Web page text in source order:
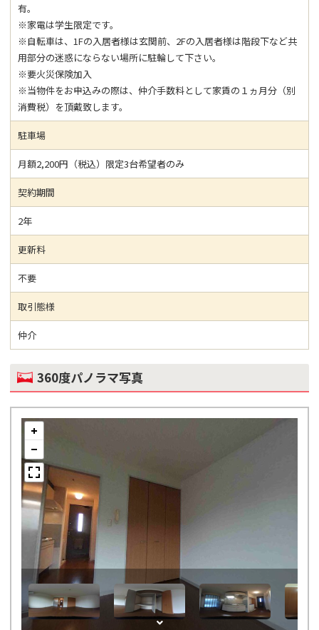
有。
※家電は学生限定です。
※自転車は、1Fの入居者様は玄関前、2Fの入居者様は階段下など共
用部分の迷惑にならない場所に駐輪して下さい。
※要火災保険加入
※当物件をお申込みの際は、仲介手数料として家賃の１ヵ月分（別
消費税）を頂戴致します。
駐車場
月額2,200円（税込）限定3台希望者のみ
契約期間
2年
更新料
不要
取引態様
仲介
360度パノラマ写真